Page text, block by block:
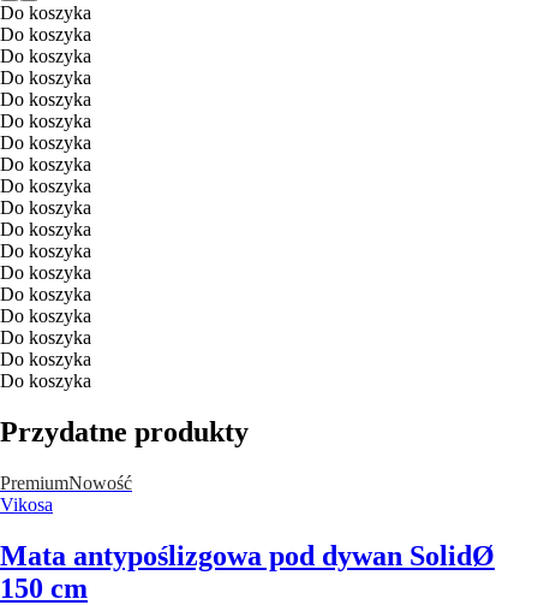
Do koszyka
Do koszyka
Do koszyka
Do koszyka
Do koszyka
Do koszyka
Do koszyka
Do koszyka
Do koszyka
Do koszyka
Do koszyka
Do koszyka
Do koszyka
Do koszyka
Do koszyka
Do koszyka
Do koszyka
Do koszyka
Przydatne produkty
PremiumNowość
Vikosa
Mata antypoślizgowa pod dywan SolidØ
150 cm